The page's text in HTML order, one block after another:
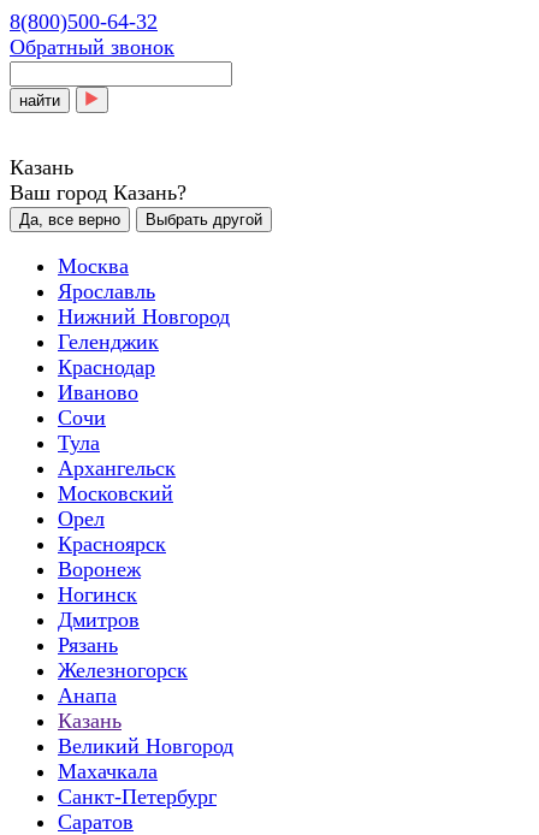
8(800)500-64-32
Обратный звонок
найти
Казань
Ваш город Казань?
Да, все верно Выбрать другой
Москва
Ярославль
Нижний Новгород
Геленджик
Краснодар
Иваново
Сочи
Тула
Архангельск
Московский
Орел
Красноярск
Воронеж
Ногинск
Дмитров
Рязань
Железногорск
Анапа
Казань
Великий Новгород
Махачкала
Санкт-Петербург
Саратов